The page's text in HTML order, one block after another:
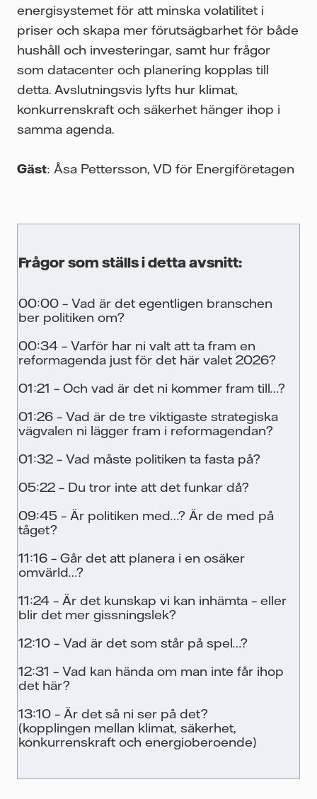
energisystemet för att minska volatilitet i
priser och skapa mer förutsägbarhet för både
hushåll och investeringar, samt hur frågor
som datacenter och planering kopplas till
detta. Avslutningsvis lyfts hur klimat,
konkurrenskraft och säkerhet hänger ihop i
samma agenda.
Gäst: Åsa Pettersson, VD för Energiföretagen
Frågor som ställs i detta avsnitt:
00:00 – Vad är det egentligen branschen
ber politiken om?
00:34 – Varför har ni valt att ta fram en
reformagenda just för det här valet 2026?
01:21 – Och vad är det ni kommer fram till…?
01:26 – Vad är de tre viktigaste strategiska
vägvalen ni lägger fram i reformagendan?
01:32 – Vad måste politiken ta fasta på?
05:22 – Du tror inte att det funkar då?
09:45 – Är politiken med…? Är de med på
tåget?
11:16 – Går det att planera i en osäker
omvärld…?
11:24 – Är det kunskap vi kan inhämta – eller
blir det mer gissningslek?
12:10 – Vad är det som står på spel…?
12:31 – Vad kan hända om man inte får ihop
det här?
13:10 – Är det så ni ser på det?
(kopplingen mellan klimat, säkerhet,
konkurrenskraft och energioberoende)